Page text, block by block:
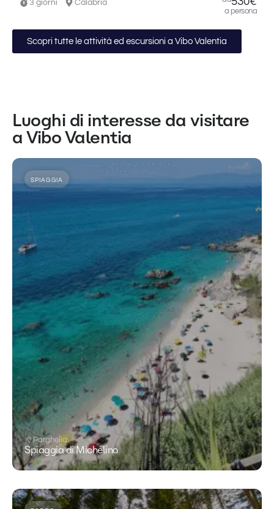
3 giorni Calabria
a persona
Scopri tutte le attività ed escursioni a Vibo Valentia
Luoghi di interesse da visitare
a Vibo Valentia
Parghelia
Spiaggia di Michelino
SPIAGGIA